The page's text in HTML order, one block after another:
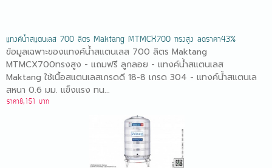
แทงค์น้ำสแตนเลส 700 ลิตร Maktang MTMCX700 ทรงสูง ลดราคา43%
ข้อมูลเฉพาะของแทงค์น้ำสแตนเลส 700 ลิตร Maktang
MTMCX700ทรงสูง - แถมฟรี ลูกลอย - แทงค์น้ำสแตนเลส
Maktang ใช้เนื้อสแตนเลสเกรดดี 18-8 เกรด 304 - แทงค์น้ำสแตนเล
สหนา 0.6 มม. แข็งแรง ทน...
ราคา8,151 บาท